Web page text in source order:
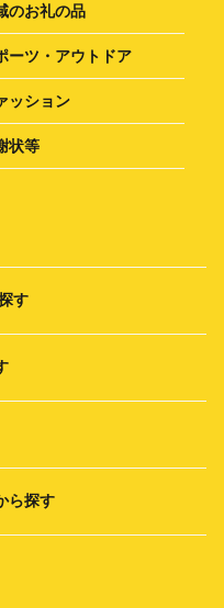
のお礼の品
ーツ・アウトドア
ッション
状等
す
ら探す